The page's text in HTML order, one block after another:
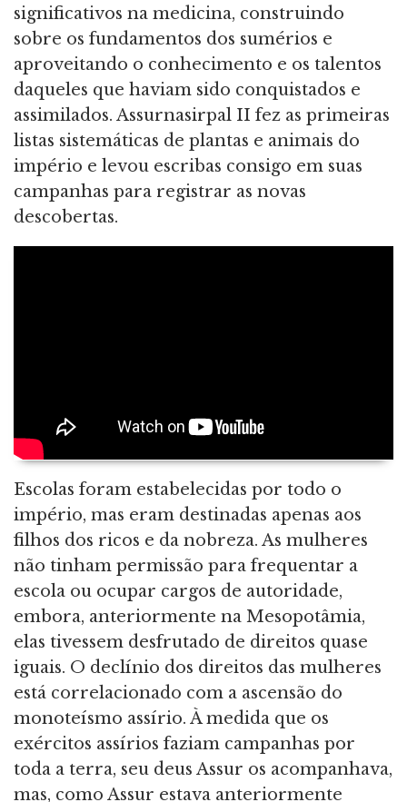
significativos na medicina, construindo
sobre os fundamentos dos sumérios e
aproveitando o conhecimento e os talentos
daqueles que haviam sido conquistados e
assimilados. Assurnasirpal II fez as primeiras
listas sistemáticas de plantas e animais do
império e levou escribas consigo em suas
campanhas para registrar as novas
descobertas.
Escolas foram estabelecidas por todo o
império, mas eram destinadas apenas aos
filhos dos ricos e da nobreza. As mulheres
não tinham permissão para frequentar a
escola ou ocupar cargos de autoridade,
embora, anteriormente na Mesopotâmia,
elas tivessem desfrutado de direitos quase
iguais. O declínio dos direitos das mulheres
está correlacionado com a ascensão do
monoteísmo assírio. À medida que os
exércitos assírios faziam campanhas por
toda a terra, seu deus Assur os acompanhava,
mas, como Assur estava anteriormente